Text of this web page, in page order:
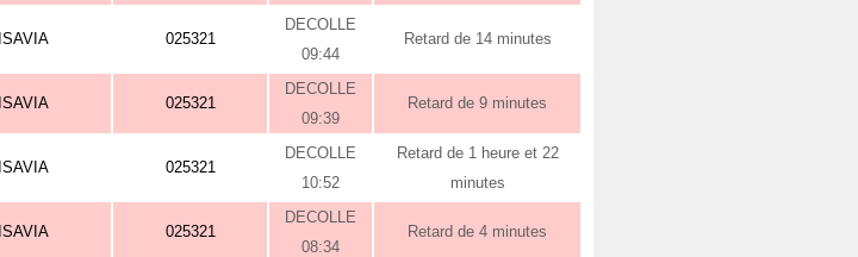
025321
DECOLLE
09:44
Retard de 14 minutes
025321
DECOLLE
09:39
Retard de 9 minutes
025321
DECOLLE
10:52
Retard de 1 heure et 22
minutes
025321
DECOLLE
08:34
Retard de 4 minutes